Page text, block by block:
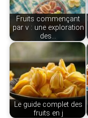
Fruits commençant
par v : une exploration
des…
Le guide complet des
fruits en j